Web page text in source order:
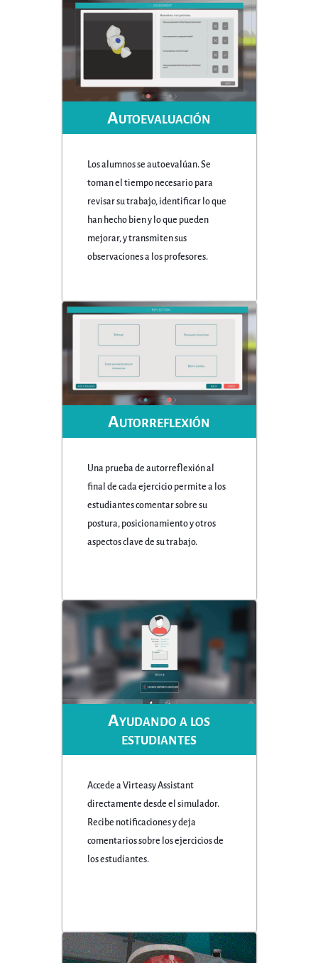
Autoevaluación
Los alumnos se autoevalúan. Se
toman el tiempo necesario para
revisar su trabajo, identificar lo que
han hecho bien y lo que pueden
mejorar, y transmiten sus
observaciones a los profesores.
Autorreflexión
Una prueba de autorreflexión al
final de cada ejercicio permite a los
estudiantes comentar sobre su
postura, posicionamiento y otros
aspectos clave de su trabajo.
Ayudando a los
estudiantes
Accede a Virteasy Assistant
directamente desde el simulador.
Recibe notificaciones y deja
comentarios sobre los ejercicios de
los estudiantes.